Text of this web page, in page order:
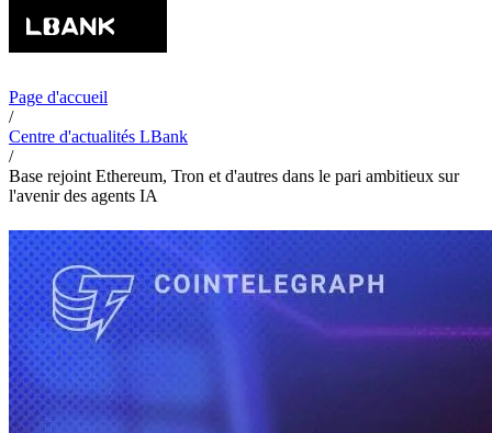
Page d'accueil
/
Centre d'actualités LBank
/
Base rejoint Ethereum, Tron et d'autres dans le pari ambitieux sur
l'avenir des agents IA